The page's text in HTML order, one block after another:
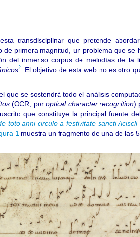
transdisciplinar que pretende
de primera magnitud, un problema que
del inmenso corpus de melodías de
2. El objetivo de esta web no es otro
que se sostendrá todo el análisis
(OCR, poroptical character recognition)
que constituye la principal fuente
toto anni circulo a festivitate sancti Aciscli
1 muestra un fragmento de una de las